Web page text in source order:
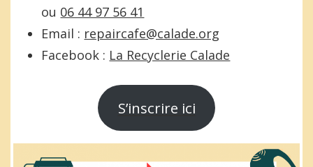
ou 06 44 97 56 41
Email : repaircafe@calade.org
Facebook : La Recyclerie Calade
S’inscrire ici